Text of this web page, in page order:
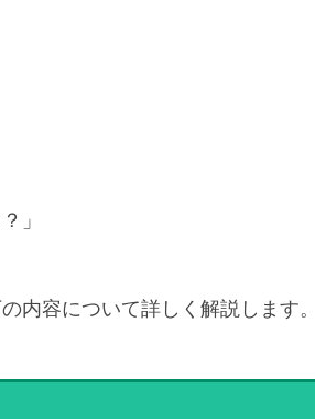
」
内容について詳しく解説します。